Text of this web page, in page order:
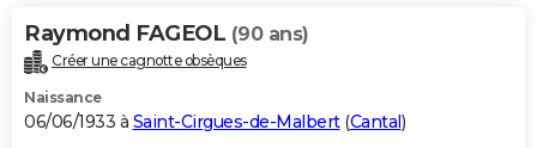
Raymond FAGEOL (90 ans)
Créer une cagnotte obsèques
Naissance
06/06/1933 à Saint-Cirgues-de-Malbert(Cantal )